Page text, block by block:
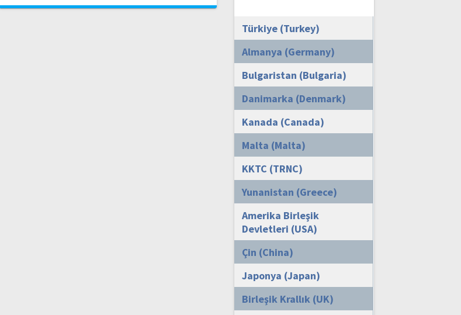
Türkiye (Turkey)
Almanya (Germany)
Bulgaristan (Bulgaria)
Danimarka (Denmark)
Kanada (Canada)
Malta (Malta)
KKTC (TRNC)
Yunanistan (Greece)
Amerika Birleşik
Devletleri (USA)
Çin (China)
Japonya (Japan)
Birleşik Krallık (UK)